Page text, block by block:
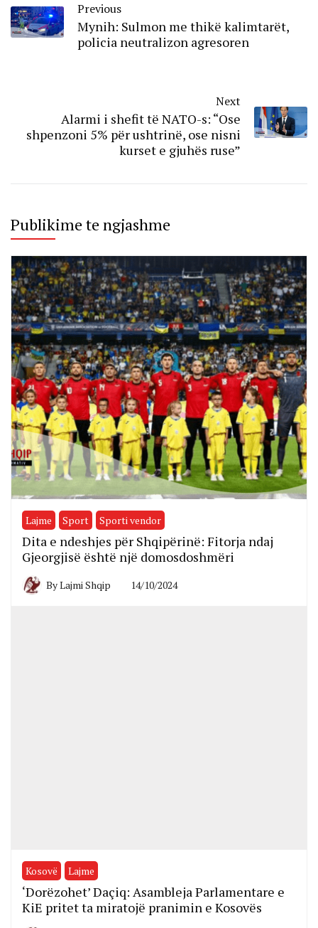
Previous
Mynih: Sulmon me thikë kalimtarët,
policia neutralizon agresoren
Next
Alarmi i shefit të NATO-s: “Ose
shpenzoni 5% për ushtrinë, ose nisni
kurset e gjuhës ruse”
Publikime te ngjashme
Lajme Sport Sporti vendor
Dita e ndeshjes për Shqipërinë: Fitorja ndaj
Gjeorgjisë është një domosdoshmëri
ByLajmi Shqip 14/10/2024
Kosovë Lajme
‘Dorëzohet’ Daçiq: Asambleja Parlamentare e
KiE pritet ta miratojë pranimin e Kosovës